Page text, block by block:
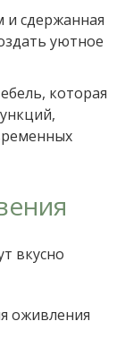
и сдержанная
уютное
которая
вкусно
оживления